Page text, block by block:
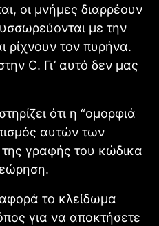
οι μνήμες διαρρέουν
με την
ρίχνουν τον πυρήνα.
C. Γι’ αυτό δεν μας
ότι η “ομορφιά
αυτών των
γραφής του κώδικα
το κλείδωμα
για να αποκτήσετε